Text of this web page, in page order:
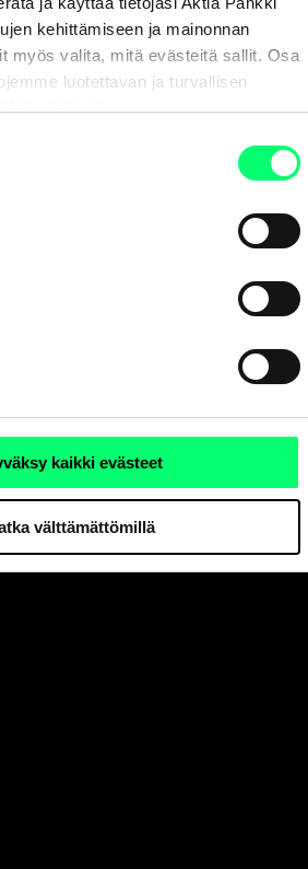
kehittämiseen ja mainonnan
myös valita, mitä evästeitä sallit. Osa
luotettavan ja turvallisen
kaikki evästeet
välttämättömillä
ja verkkolaskutus
etsimääsi?